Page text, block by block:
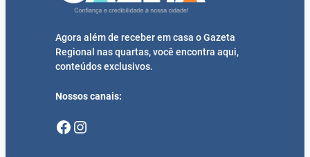
Agora além de receber em casa o Gazeta
Regional nas quartas, você encontra aqui,
conteúdos exclusivos.
Nossos canais:
Facebook Instagram